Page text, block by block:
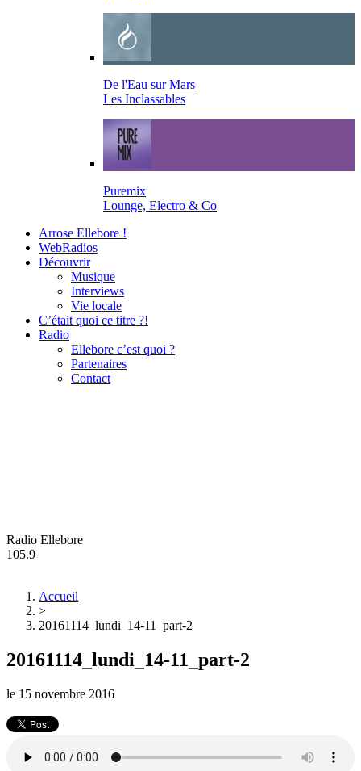
De l'Eau sur Mars
Les Inclassables
Puremix
Lounge, Electro & Co
Arrose Ellebore !
WebRadios
Découvrir
Musique
Interviews
Vie locale
C’était quoi ce titre ?!
Radio
Ellebore c’est quoi ?
Partenaires
Contact
Radio Ellebore
105.9
Accueil
>
20161114_lundi_14-11_part-2
20161114_lundi_14-11_part-2
le 15 novembre 2016